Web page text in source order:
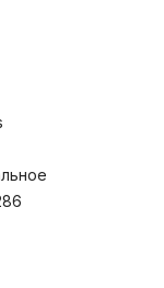
прекрасными
оказывает
хлопок
100, который
опасных
из двух
чехла и
возможности
внутренней
вручную,
В коллекции
модели, что
подходящий
Стирка при